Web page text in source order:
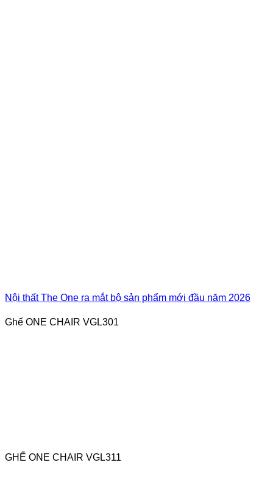
Nội thất The One ra mắt bộ sản phẩm mới đầu năm 2026
Ghế ONE CHAIR VGL301
GHẾ ONE CHAIR VGL311